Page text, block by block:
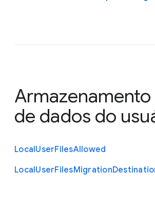
Armazenamento
de dados do
LocalUserFilesAllowed
LocalUserFilesMigration